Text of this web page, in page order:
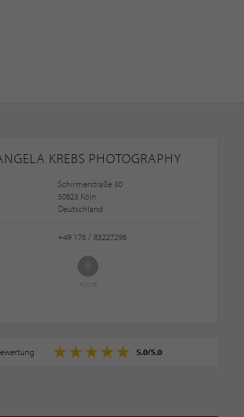
KREBS PHOTOGRAPHY
Schirmerstraße 30
50823 Köln
Deutschland
+49 176 / 83227298
5.0/5.0